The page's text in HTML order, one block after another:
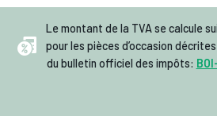
Le montant de la TVA se calcule
pour les pièces d’occasion
du bulletin officiel des impôts: